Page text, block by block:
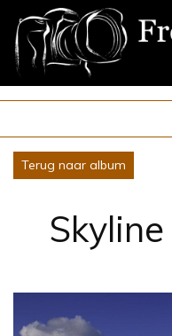
Terug naar album